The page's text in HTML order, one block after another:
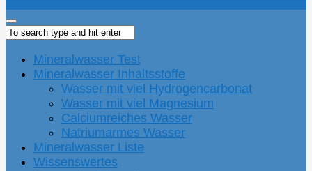
Mineralwasser Test
Mineralwasser Inhaltsstoffe
Wasser mit viel Hydrogencarbonat
Wasser mit viel Magnesium
Calciumreiches Wasser
Natriumarmes Wasser
Mineralwasser Liste
Wissenswertes